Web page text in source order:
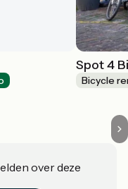
Spot 4
Bicycle
over deze